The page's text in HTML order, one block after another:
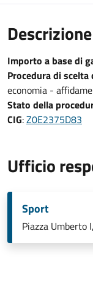
Descrizione
Importo a base di
Procedura di
economia -
Stato della
CIG:Z0E2375D83
Ufficio
Sport
Piazza Umberto